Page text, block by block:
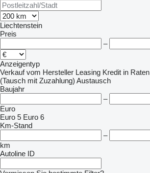
Liechtenstein
Preis
–
Anzeigentyp
Verkauf vom Hersteller Leasing Kredit in Raten
(Tausch mit Zuzahlung) Austausch
Baujahr
–
Euro
Euro 5 Euro 6
Km-Stand
–
km
Autoline ID